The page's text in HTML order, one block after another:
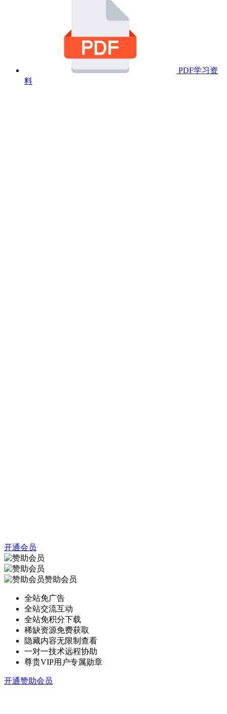
PDF学习资
料
开通会员
赞助会员
全站免广告
全站交流互动
全站免积分下载
稀缺资源免费获取
隐藏内容无限制查看
一对一技术远程协助
尊贵VIP用户专属勋章
开通赞助会员